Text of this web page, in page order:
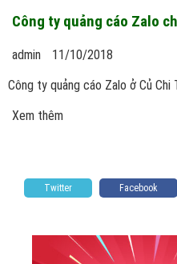
Công ty quảng cáo Zalo
admin
11/10/2018
Công ty quảng cáo Zalo ở Củ Chi
Xem thêm
Twitter Facebook